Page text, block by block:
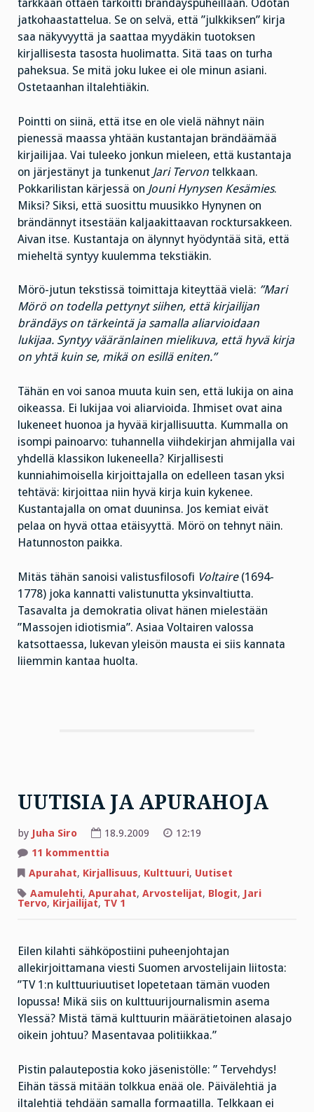
tarkkaan ottaen tarkoitti brandäyspuheillaan. Odotan
jatkohaastattelua. Se on selvä, että ”julkkiksen” kirja
saa näkyvyyttä ja saattaa myydäkin tuotoksen
kirjallisesta tasosta huolimatta. Sitä taas on turha
paheksua. Se mitä joku lukee ei ole minun asiani.
Ostetaanhan iltalehtiäkin.
Pointti on siinä, että itse en ole vielä nähnyt näin
pienessä maassa yhtään kustantajan brändäämää
kirjailijaa. Vai tuleeko jonkun mieleen, että kustantaja
on järjestänyt ja tunkenut Jari Tervon telkkaan.
Pokkarilistan kärjessä on Jouni Hynysen Kesämies.
Miksi? Siksi, että suosittu muusikko Hynynen on
brändännyt itsestään kaljaakittaavan rocktursakkeen.
Aivan itse. Kustantaja on älynnyt hyödyntää sitä, että
mieheltä syntyy kuulemma tekstiäkin.
Mörö-jutun tekstissä toimittaja kiteyttää vielä: ”Mari
Mörö on todella pettynyt siihen, että kirjailijan
brändäys on tärkeintä ja samalla aliarvioidaan
lukijaa. Syntyy vääränlainen mielikuva, että hyvä kirja
on yhtä kuin se, mikä on esillä eniten.”
Tähän en voi sanoa muuta kuin sen, että lukija on aina
oikeassa. Ei lukijaa voi aliarvioida. Ihmiset ovat aina
lukeneet huonoa ja hyvää kirjallisuutta. Kummalla on
isompi painoarvo: tuhannella viihdekirjan ahmijalla vai
yhdellä klassikon lukeneella? Kirjallisesti
kunniahimoisella kirjoittajalla on edelleen tasan yksi
tehtävä: kirjoittaa niin hyvä kirja kuin kykenee.
Kustantajalla on omat duuninsa. Jos kemiat eivät
pelaa on hyvä ottaa etäisyyttä. Mörö on tehnyt näin.
Hatunnoston paikka.
Mitäs tähän sanoisi valistusfilosofi Voltaire (1694-
1778) joka kannatti valistunutta yksinvaltiutta.
Tasavalta ja demokratia olivat hänen mielestään
”Massojen idiotismia”. Asiaa Voltairen valossa
katsottaessa, lukevan yleisön mausta ei siis kannata
liiemmin kantaa huolta.
UUTISIA JA APURAHOJA
by Juha Siro 18.9.2009
12:19
11 kommenttia
JA
APURAHOJA
Apurahat, Kirjallisuus, Kulttuuri, Uutiset
Aamulehti, Apurahat, Arvostelijat, Blogit, Jari
Tervo, Kirjailijat, TV 1
Eilen kilahti sähköpostiini puheenjohtajan
allekirjoittamana viesti Suomen arvostelijain liitosta:
”TV 1:n kulttuuriuutiset lopetetaan tämän vuoden
lopussa! Mikä siis on kulttuurijournalismin asema
Ylessä? Mistä tämä kulttuurin määrätietoinen alasajo
oikein johtuu? Masentavaa politiikkaa.”
Pistin palautepostia koko jäsenistölle: ” Tervehdys!
Eihän tässä mitään tolkkua enää ole. Päivälehtiä ja
iltalehtiä tehdään samalla formaatilla. Telkkaan ei